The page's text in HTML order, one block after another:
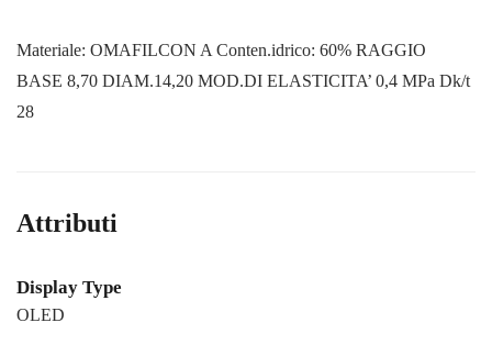
Materiale: OMAFILCON A Conten.idrico: 60% RAGGIO
BASE 8,70 DIAM.14,20 MOD.DI ELASTICITA’ 0,4 MPa Dk/t
28
Attributi
Display Type
OLED